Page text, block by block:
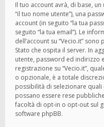
Il tuo account avrà, di base,
“il tuo nome utente”), una
account (in seguito “la tua
seguito “la tua email”). Le
dell’account su “Vecio.it”
Stato che ospita il server. In
utente, password ed indirizzo
registrazione su “Vecio.it”,
o opzionale, è a totale
possibilità di selezionare
possano essere rese
facoltà di opt-in o opt-out sul
software phpBB.